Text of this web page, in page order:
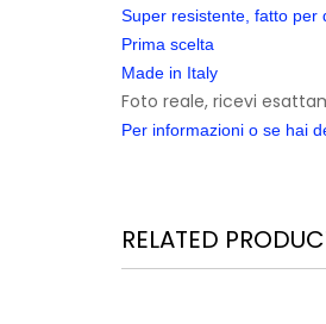
Super resistente, fatto per
Prima scelta
Made in Italy
Foto reale, ricevi
Per informazioni o se hai
RELATED